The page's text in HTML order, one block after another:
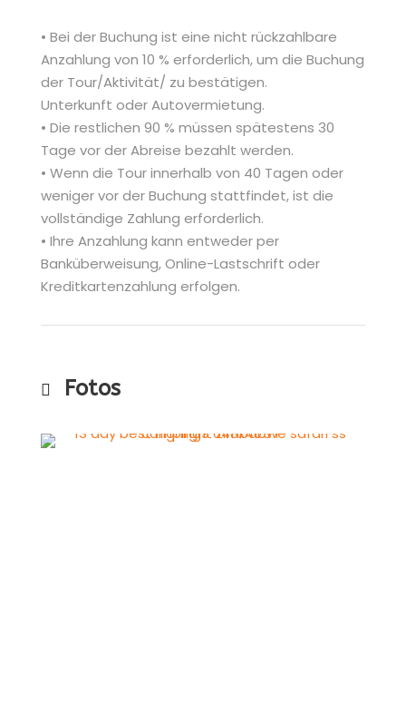
• Bei der Buchung ist eine nicht rückzahlbare
Anzahlung von 10 % erforderlich, um die Buchung
der Tour/Aktivität/ zu bestätigen.
Unterkunft oder Autovermietung.
• Die restlichen 90 % müssen spätestens 30
Tage vor der Abreise bezahlt werden.
• Wenn die Tour innerhalb von 40 Tagen oder
weniger vor der Buchung stattfindet, ist die
vollständige Zahlung erforderlich.
• Ihre Anzahlung kann entweder per
Banküberweisung, Online-Lastschrift oder
Kreditkartenzahlung erfolgen.
Fotos